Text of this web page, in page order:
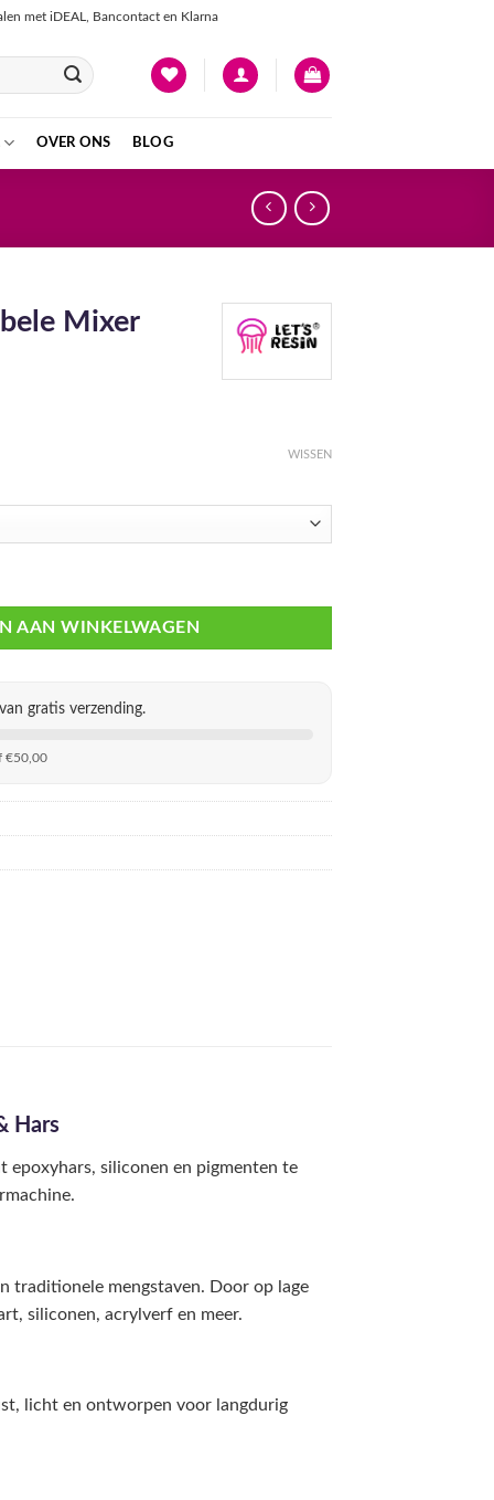
met iDEAL, Bancontact en Klarna
OVER ONS BLOG
Mixer
WISSEN
aantal
AAN WINKELWAGEN
gratis verzending.
€50,00
Hars
epoxyhars, siliconen en pigmenten te
traditionele mengstaven. Door op lage
siliconen, acrylverf en meer.
licht en ontworpen voor langdurig